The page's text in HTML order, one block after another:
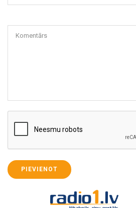
Komentārs
PIEVIENOT